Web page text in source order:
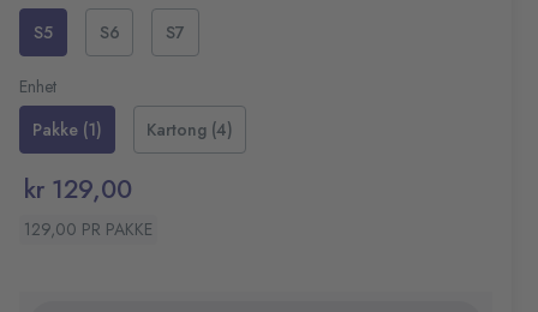
barnets bevegelser.
Lekasjebarrierer
Elastisk midje
Antall: 18 stk
S5
S6 S7
Enhet
Pakke (1)
Kartong (4)
kr 129,00
129,00 PR PAKKE